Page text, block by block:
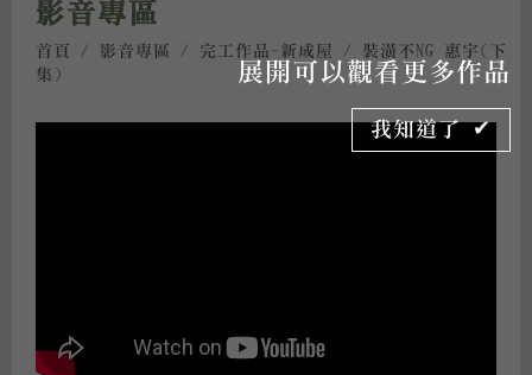
影音專區
首頁 / 影音專區 / 完工作品-新成屋
/ 裝潢不NG 惠宇(下
集)
展開可以觀看更多作品
我知道了 ✔︎